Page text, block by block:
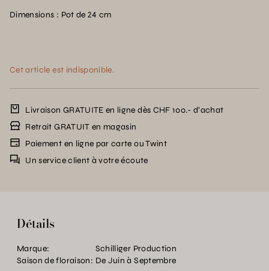
Dimensions : Pot de 24 cm
Cet article est indisponible.
Livraison GRATUITE en ligne dès CHF 100.- d’achat
Retrait GRATUIT en magasin
Paiement en ligne par carte ou Twint
Un service client à votre écoute
Détails
Marque:
Schilliger Production
Saison de floraison: De Juin à Septembre